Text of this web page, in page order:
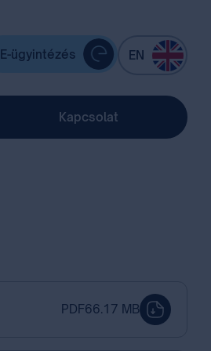
E-ügyintézés EN
Kapcsolat
PDF66.17 MB